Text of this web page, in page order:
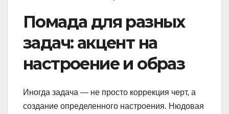
Помада для разных
задач: акцент на
настроение и образ
Иногда задача — не просто коррекция черт, а
создание определенного настроения. Нюдовая